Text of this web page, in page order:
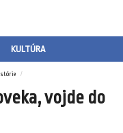
KULTÚRA
vojde do